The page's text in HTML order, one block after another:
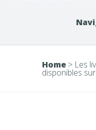
Home > Les
disponibles